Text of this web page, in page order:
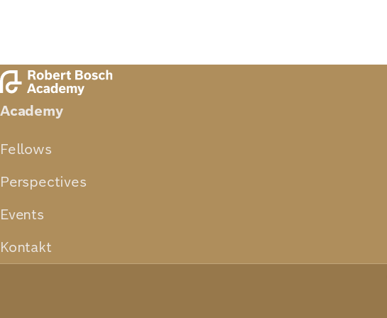
Academy
Fellows
Perspectives
Events
Kontakt